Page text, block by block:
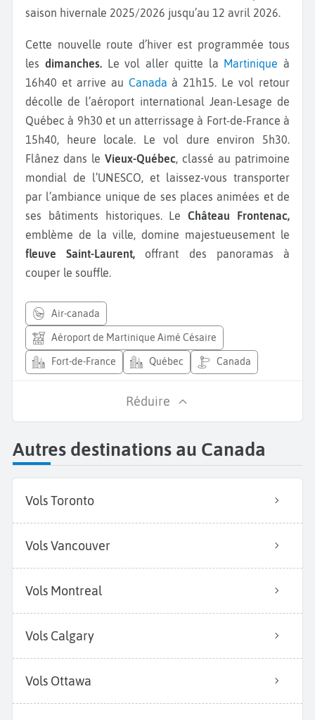
saison hivernale 2025/2026 jusqu’au 12 avril 2026.
Cette nouvelle route d’hiver est programmée tous
les dimanches. Le vol aller quitte la Martinique à
16h40 et arrive au Canada à 21h15. Le vol retour
décolle de l’aéroport international Jean-Lesage de
Québec à 9h30 et un atterrissage à Fort-de-France à
15h40, heure locale. Le vol dure environ 5h30.
Flânez dans le Vieux-Québec, classé au patrimoine
mondial de l’UNESCO, et laissez-vous transporter
par l’ambiance unique de ses places animées et de
ses bâtiments historiques. LeChâteau Frontenac,
emblème de la ville, domine majestueusement le
fleuve Saint-Laurent, offrant des panoramas à
couper le souffle.
air-canada
Aéroport de Martinique Aimé Césaire
Fort-de-France Québec Canada
Réduire
Autres destinations au Canada
Vols Toronto
Vols Vancouver
Vols Montreal
Vols Calgary
Vols Ottawa